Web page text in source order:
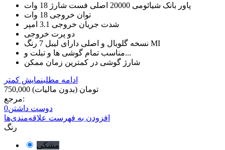
پاور بانک شیائومی 20000 اصلی فست شارژ 18 وات
توان خروجی 18 وات
شدت جریان خروجی 3.1 امپر
دو پرت خروجی
نسخه گلوبال و اصلی دارای لیبل 7 رنگ MI
مناسب تمام گوشی ها و تبلت و...
شارژ گوشی در کمترین زمان ممکن
ادامه مطلبنمایش کمتر
750,000 تومان (بدون مالیات)
مرجع:
دوست داشتن0
افزودن به فهرست علاقه‌مندی‌ها
رنگ
مشکی